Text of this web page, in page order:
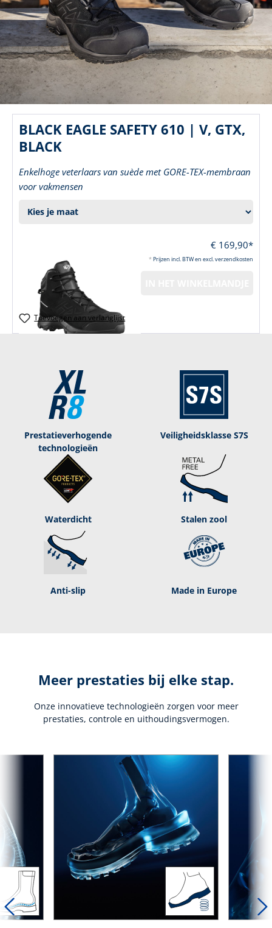
BLACK EAGLE SAFETY 610 | V, GTX,
BLACK
Enkelhoge veterlaars van suède met GORE-TEX-membraan
voor vakmensen
€ 169,90*
*Prijzen incl. BTW en excl. verzendkosten
Toevoegen aan verlanglijst
Prestatieverhogende
technologieën
Veiligheidsklasse S7S
Waterdicht Stalen zool
Anti-slip Made in Europe
Meer prestaties bij elke stap.
Onze innovatieve technologieën zorgen voor meer
prestaties, controle en uithoudingsvermogen.